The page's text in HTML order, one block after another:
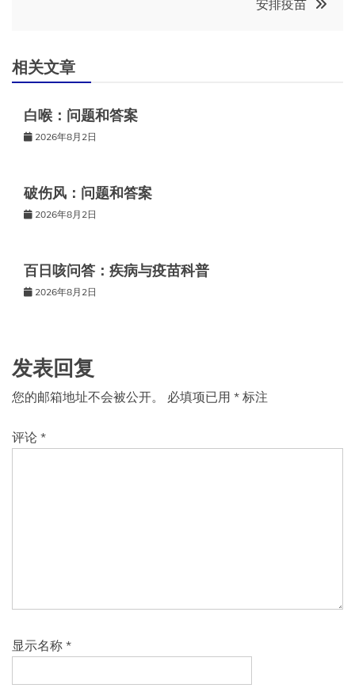
航
安排疫苗
相关文章
白喉：问题和答案
2026年8月2日
破伤风：问题和答案
2026年8月2日
百日咳问答：疾病与疫苗科普
2026年8月2日
发表回复
您的邮箱地址不会被公开。 必填项已用 * 标注
评论 *
显示名称 *